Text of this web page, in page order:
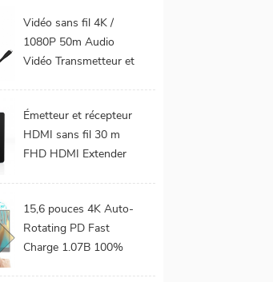
émetteur et récepteur
HDMI sans fil
Vidéo sans fil 4K /
1080P 50m Audio
Vidéo Transmetteur et
moniteur TV
Émetteur et récepteur
HDMI sans fil 30 m
FHD HDMI Extender
projecteur TV pour les
jeux 0 latence
15,6 pouces 4K Auto-
Rotating PD Fast
Charge 1.07B 100%